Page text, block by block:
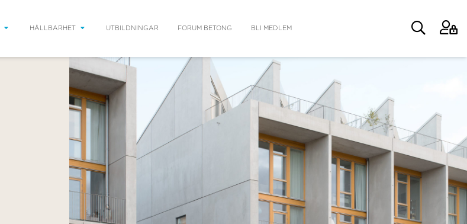
HÅLLBARHET UTBILDNINGAR FORUM BETONG BLI MEDLEM